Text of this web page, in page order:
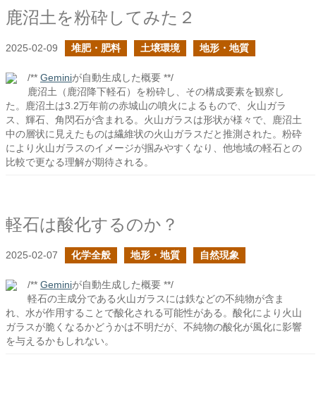
鹿沼土を粉砕してみた２
2025-02-09 堆肥・肥料 土壌環境 地形・地質
/** Geminiが自動生成した概要 **/
鹿沼土（鹿沼降下軽石）を粉砕し、その構成要素を観察し
た。鹿沼土は3.2万年前の赤城山の噴火によるもので、火山ガラ
ス、輝石、角閃石が含まれる。火山ガラスは形状が様々で、鹿沼土
中の層状に見えたものは繊維状の火山ガラスだと推測された。粉砕
により火山ガラスのイメージが掴みやすくなり、他地域の軽石との
比較で更なる理解が期待される。
軽石は酸化するのか？
2025-02-07 化学全般 地形・地質 自然現象
/** Geminiが自動生成した概要 **/
軽石の主成分である火山ガラスには鉄などの不純物が含ま
れ、水が作用することで酸化される可能性がある。酸化により火山
ガラスが脆くなるかどうかは不明だが、不純物の酸化が風化に影響
を与えるかもしれない。